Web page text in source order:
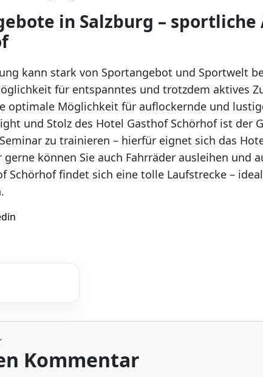
in Salzburg –
kann stark von Sportangebot und Sportwelt
für entspanntes und trotzdem aktives
optimale Möglichkeit für auflockernde und
und Stolz des Hotel Gasthof Schörhof ist der
zu trainieren – hierfür eignet sich das
können Sie auch Fahrräder ausleihen und
Schörhof findet sich eine tolle Laufstrecke –
Kommentar